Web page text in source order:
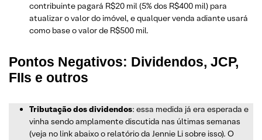
contribuinte pagará R$20 mil (5% dos R$400 mil) para
atualizar o valor do imóvel, e qualquer venda adiante usará
como base o valor de R$500 mil.
Pontos Negativos: Dividendos, JCP,
FIIs e outros
Tributação dos dividendos: essa medida já era esperada e
vinha sendo amplamente discutida nas últimas semanas
(veja no link abaixo o relatório da Jennie Li sobre isso). O